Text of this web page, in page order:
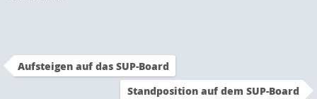
Aufsteigen auf das SUP-Board
Standposition auf dem SUP-Board